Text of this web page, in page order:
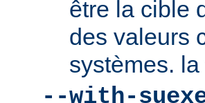
être la cible
des valeurs
systèmes.
--with-